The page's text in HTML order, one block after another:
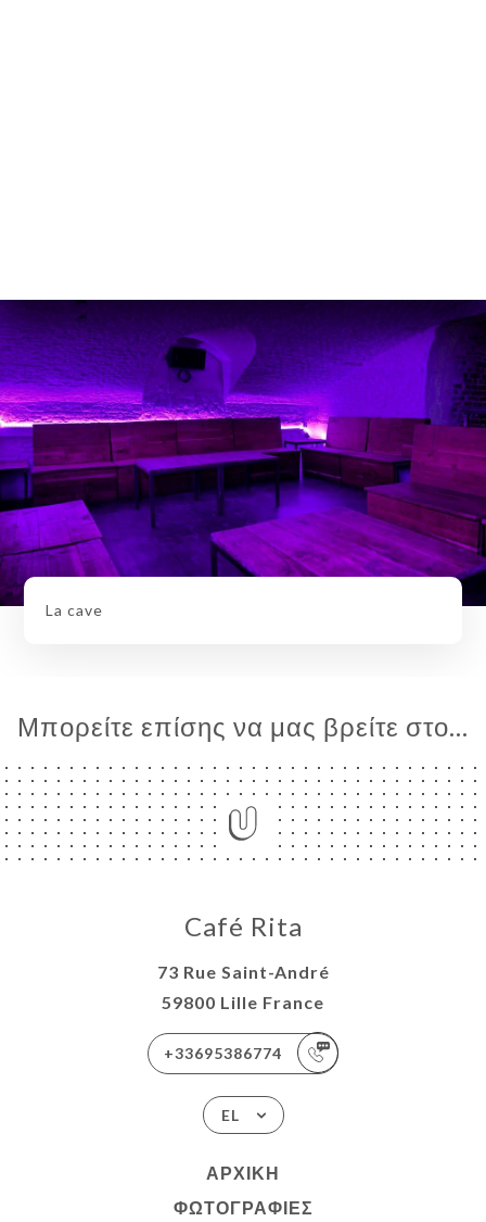
La cave
Μπορείτε επίσης να μας βρείτε στο...
Café Rita
73 Rue Saint-André
59800 Lille France
+33695386774
EL
ΑΡΧΙΚΉ
ΦΩΤΟΓΡΑΦΊΕΣ